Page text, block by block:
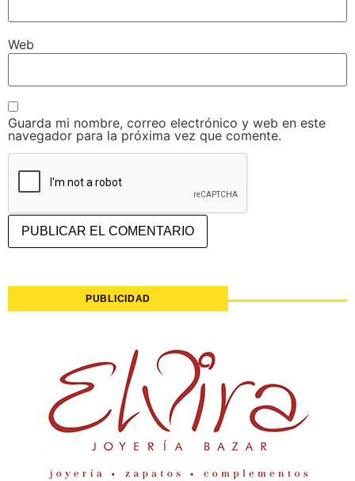
Web
Guarda mi nombre, correo electrónico y web en este
navegador para la próxima vez que comente.
PUBLICIDAD